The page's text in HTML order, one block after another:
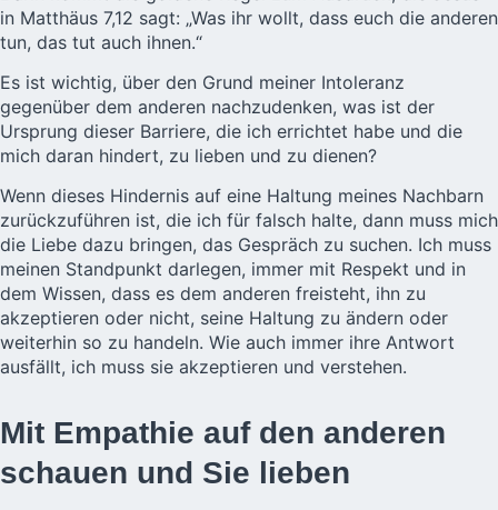
in Matthäus 7,12 sagt: „Was ihr wollt, dass euch die anderen
tun, das tut auch ihnen.“
Es ist wichtig, über den Grund meiner Intoleranz
gegenüber dem anderen nachzudenken, was ist der
Ursprung dieser Barriere, die ich errichtet habe und die
mich daran hindert, zu lieben und zu dienen?
Wenn dieses Hindernis auf eine Haltung meines Nachbarn
zurückzuführen ist, die ich für falsch halte, dann muss mich
die Liebe dazu bringen, das Gespräch zu suchen. Ich muss
meinen Standpunkt darlegen, immer mit Respekt und in
dem Wissen, dass es dem anderen freisteht, ihn zu
akzeptieren oder nicht, seine Haltung zu ändern oder
weiterhin so zu handeln. Wie auch immer ihre Antwort
ausfällt, ich muss sie akzeptieren und verstehen.
Mit Empathie auf den anderen
schauen und Sie lieben